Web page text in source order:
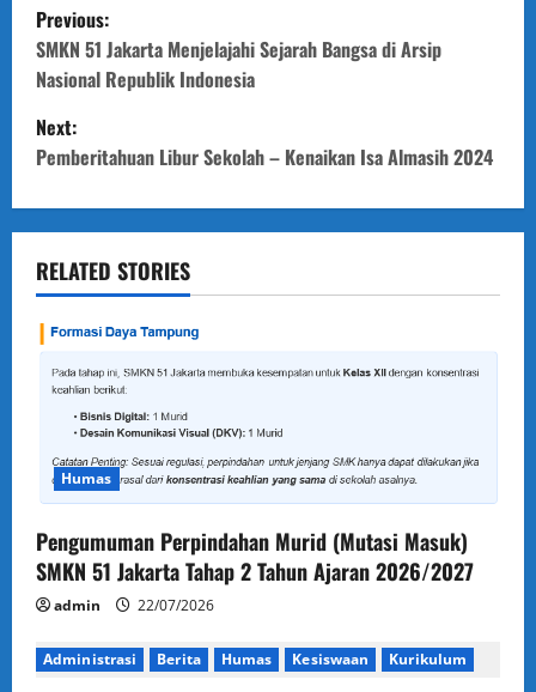
o
s
t
n
a
v
i
g
t
i
o
n
Previous:
SMKN 51 Jakarta Menjelajahi Sejarah Bangsa di Arsip
Nasional Republik Indonesia
Next:
Pemberitahuan Libur Sekolah – Kenaikan Isa Almasih 2024
RELATED STORIES
Humas
Pengumuman Perpindahan Murid (Mutasi Masuk)
SMKN 51 Jakarta Tahap 2 Tahun Ajaran 2026/2027
admin 22/07/2026
Administrasi Berita Humas Kesiswaan Kurikulum